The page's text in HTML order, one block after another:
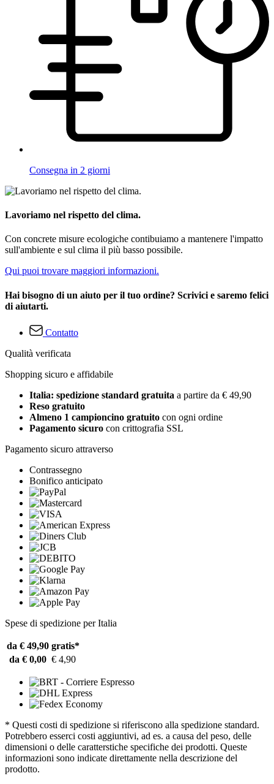
Consegna in 2 giorni
Lavoriamo nel rispetto del clima.
Con concrete misure ecologiche contibuiamo a mantenere l'impatto
sull'ambiente e sul clima il più basso possibile.
Qui puoi trovare maggiori informazioni.
Hai bisogno di un aiuto per il tuo ordine? Scrivici e saremo felici
di aiutarti.
Contatto
Qualità verificata
Shopping sicuro e affidabile
Italia: spedizione standard gratuita a partire da € 49,90
Reso gratuito
Almeno 1 campioncino gratuito con ogni ordine
Pagamento sicuro con crittografia SSL
Pagamento sicuro attraverso
Contrassegno
Bonifico anticipato
Spese di spedizione per Italia
da € 49,90 gratis*
da € 0,00 € 4,90
* Questi costi di spedizione si riferiscono alla spedizione standard.
Potrebbero esserci costi aggiuntivi, ad es. a causa del peso, delle
dimensioni o delle caratterstiche specifiche dei prodotti. Queste
informazioni sono indicate direttamente nella descrizione del
prodotto.